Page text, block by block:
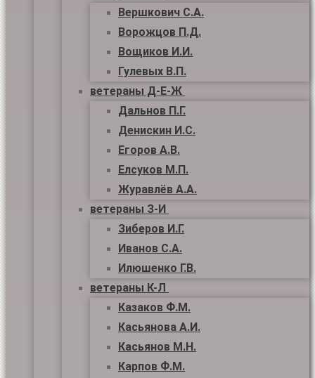
Вершкович С.А.
Ворожцов П.Д.
Вощиков И.И.
Гулевых В.П.
ветераны Д-Е-Ж
Дальнов П.Г.
Денискин И.С.
Егоров А.В.
Елсуков М.П.
Журавлёв А.А.
ветераны З-И
Зиберов И.Г.
Иванов С.А.
Илюшенко Г.В.
ветераны К-Л
Казаков Ф.М.
Касьянова А.И.
Касьянов М.Н.
Карпов Ф.М.